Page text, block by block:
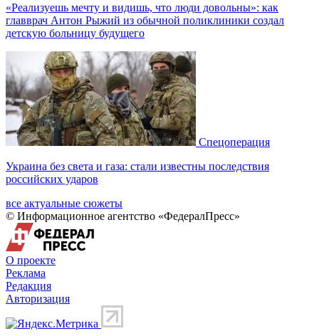
«Реализуешь мечту и видишь, что люди довольны»: как
главврач Антон Рыжий из обычной поликлиники создал
детскую больницу будущего
Спецоперация
Украина без света и газа: стали известны последствия
российских ударов
все актуальные сюжеты
© Информационное агентство «ФедералПресс»
О проекте
Реклама
Редакция
Авторизация